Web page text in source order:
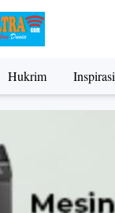
Hukrim Inspirasi